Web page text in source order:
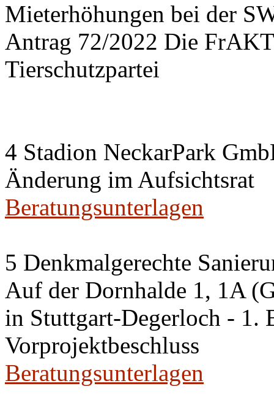
Mieterhöhungen bei der
Antrag 72/2022 Die
Tierschutzpartei
4 Stadion NeckarPark
Änderung im Aufsichtsrat
Beratungsunterlagen
5 Denkmalgerechte
Auf der Dornhalde 1, 1A
in Stuttgart-Degerloch - 1.
Vorprojektbeschluss
Beratungsunterlagen